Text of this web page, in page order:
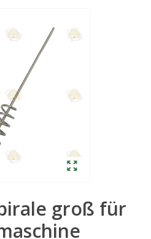
groß für